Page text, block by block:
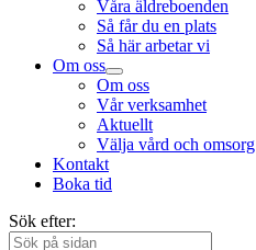
Våra äldreboenden
Så får du en plats
Så här arbetar vi
Om oss
Om oss
Vår verksamhet
Aktuellt
Välja vård och omsorg
Kontakt
Boka tid
Sök efter: